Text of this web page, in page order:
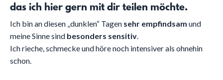
das ich hier gern mit dir teilen möchte.
Ich bin an diesen „dunklen“ Tagen sehr empfindsam und
meine Sinne sind besonders sensitiv.
Ich rieche, schmecke und höre noch intensiver als ohnehin
schon.